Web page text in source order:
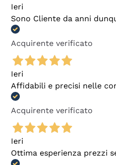
Ieri
Sono Cliente da anni
Acquirente verificato
Ieri
Affidabili e precisi nelle
Acquirente verificato
Ieri
Ottima esperienza prezzi